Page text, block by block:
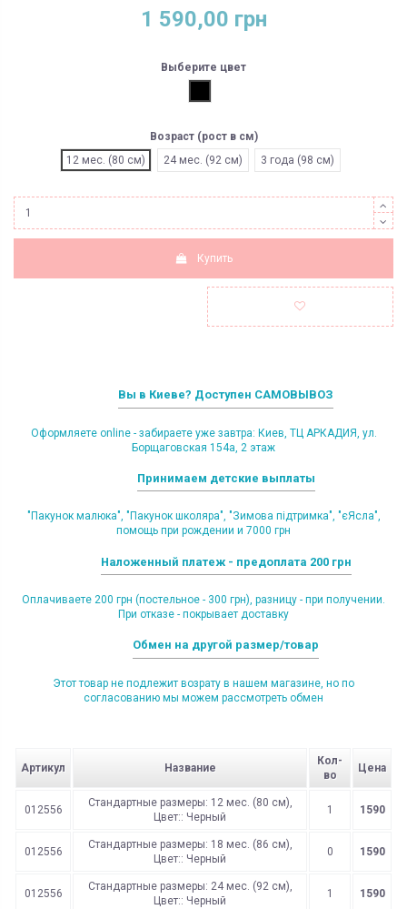
1 590,00 грн
Выберите цвет
Возраст (рост в см)
12 мес. (80 см)
24 мес. (92 см) 3 года (98 см)
Купить
Вы в Киеве? Доступен САМОВЫВОЗ
Оформляете online - забираете уже завтра: Киев, ТЦ АРКАДИЯ, ул.
Борщаговская 154а, 2 этаж
Принимаем детские выплаты
"Пакунок малюка", "Пакунок школяра", "Зимова підтримка", "єЯсла",
помощь при рождении и 7000 грн
Наложенный платеж - предоплата 200 грн
Оплачиваете 200 грн (постельное - 300 грн), разницу - при получении.
При отказе - покрывает доставку
Обмен на другой размер/товар
Этот товар не подлежит возрату в нашем магазине, но по
согласованию мы можем рассмотреть обмен
Артикул Название
Кол-
во
Цена
012556
Стандартные размеры: 12 мес. (80 см),
Цвет:: Черный
1 1590
012556
Стандартные размеры: 18 мес. (86 см),
Цвет:: Черный
0 1590
012556
Стандартные размеры: 24 мес. (92 см),
Цвет:: Черный
1 1590